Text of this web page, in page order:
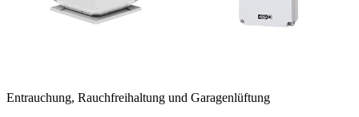
Entrauchung, Rauchfreihaltung und Garagenlüftung